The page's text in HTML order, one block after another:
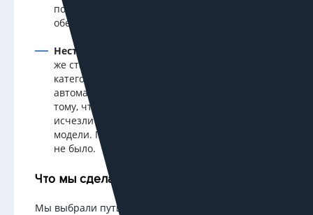
подмешивает бюджетные позиции, чтобы
обеспечить поток кликов.
Нестандартная структура сайта.
же станок мог лежать в трёх разных
категориях. Попытка настроить
автоматический фильтр могла привести к
тому, что вместе с дровоколами из рекламы
исчезли бы и нужные нам флагманские
модели. Гарантий у автоматики здесь просто
не было.
Что мы сделали
Мы выбрали путь точечной настройки: